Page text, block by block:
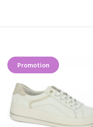
Promotion